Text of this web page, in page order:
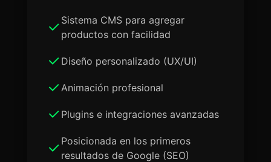
Sistema CMS para agregar
productos con facilidad
Diseño personalizado (UX/UI)
Animación profesional
Plugins e integraciones avanzadas
Posicionada en los primeros
resultados de Google (SEO)